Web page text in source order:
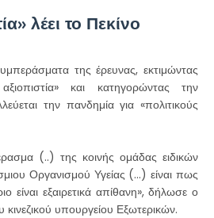
λέει το Πεκίνο
της έρευνας, εκτιμώντας
και κατηγορώντας την
την πανδημία για «πολιτικούς
(..) της κοινής ομάδας ειδικών
Οργανισμού Υγείας (…) είναι πως
είναι εξαιρετικά απίθανη», δήλωσε ο
υπουργείου Εξωτερικών.